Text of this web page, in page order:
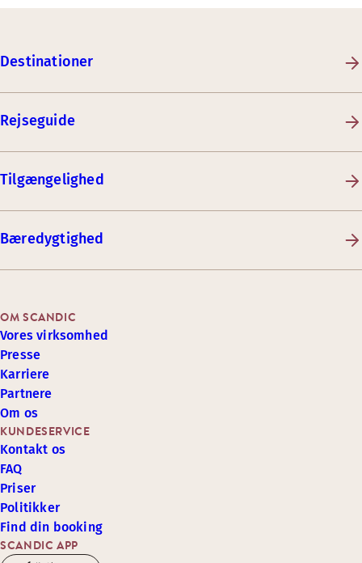
Destinationer
Rejseguide
Tilgængelighed
Bæredygtighed
SCANDIC APP
KUNDESERVICE
Kontakt os
FAQ
Priser
Politikker
Find din booking
OM SCANDIC
Vores virksomhed
Presse
Karriere
Partnere
Om os